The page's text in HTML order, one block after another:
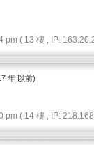
pm ( 13 樓 , IP:
年 以前)
pm ( 14 樓 , IP: